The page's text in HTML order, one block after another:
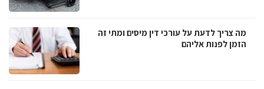
מה צריך לדעת על עורכי דין מיסים ומתי זה
הזמן לפנות אליהם